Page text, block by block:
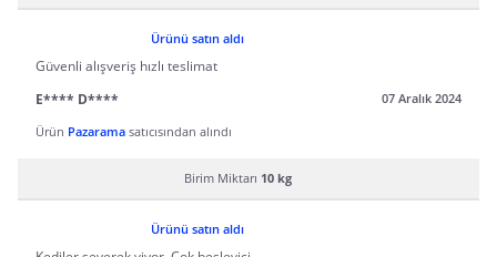
Ürünü satın aldı
Güvenli alışveriş hızlı teslimat
E**** D****
07 Aralık 2024
Ürün Pazarama satıcısından alındı
Birim Miktarı 10 kg
Ürünü satın aldı